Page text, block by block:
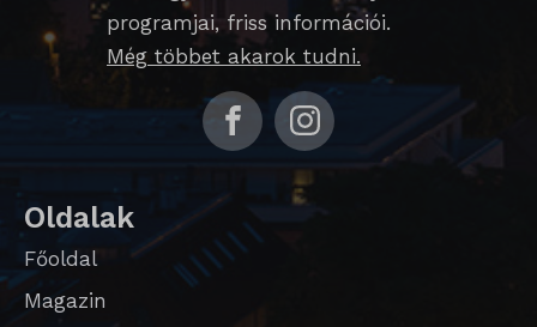
programjai, friss információi.
Még többet akarok tudni.
Oldalak
Főoldal
Magazin
i18next
litespeed_qc_hide_banner
SameSite
SL_G_WPT_TO
SL_GWPT_Show_Hide_tmp